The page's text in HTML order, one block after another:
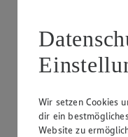
Wir setzen Cookies
dir ein
Website zu